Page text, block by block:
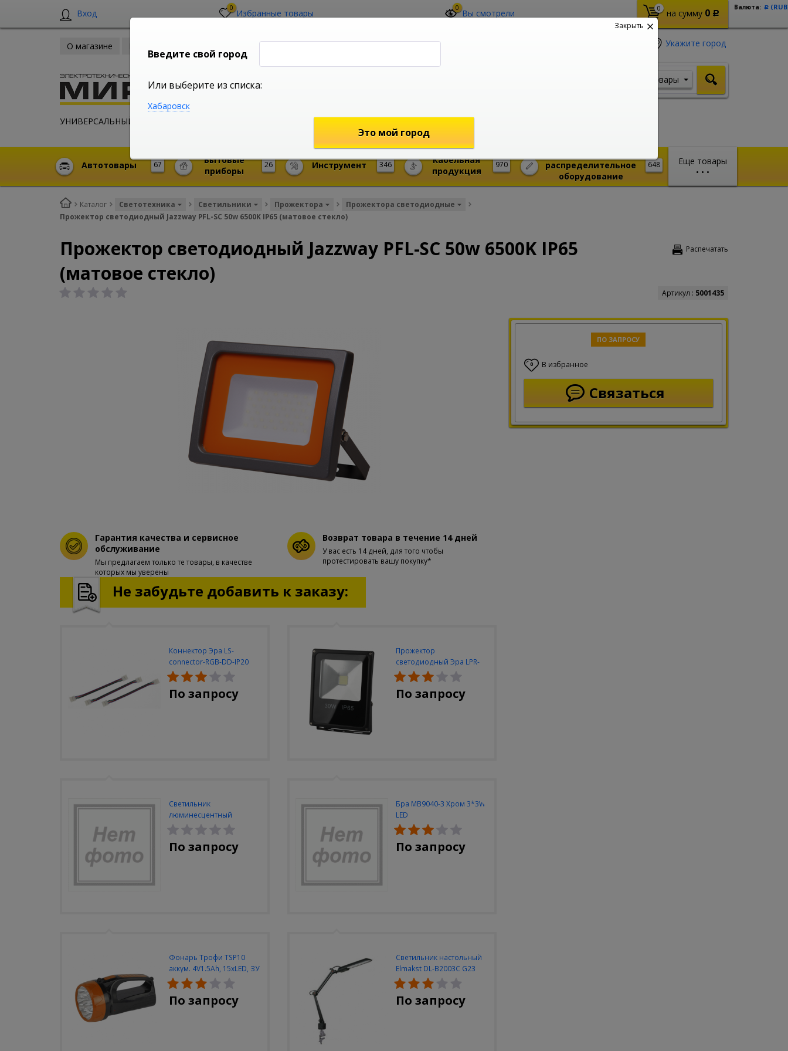
Вход 0 Избранные товары 0 Вы смотрели 0 на сумму 0 Р
Валюта: Р
О магазине
УНИВЕРСАЛЬНЫЙ ИНТЕРНЕТ МАГАЗИН
Укажите город
shop@mireks.ru
Товары
Еще товары
• • •
67
Автотовары 26
Бытовые
приборы
346
Инструмент 970
Кабельная
продукция
648
распределительное
оборудование
Каталог Светотехника Светильники Прожектора
Прожектора светодиодные
Прожектор светодиодный Jazzway PFL-SC 50w 6500K IP65 (матовое стекло)
Распечатать
Прожектор светодиодный Jazzway PFL-SC 50w 6500K IP65
(матовое стекло)
Артикул : 5001435
ПО ЗАПРОСУ
0 В избранное
Связаться
Гарантия качества и сервисное
обслуживание
Мы предлагаем только те товары, в качестве
которых мы уверены
Возврат товара в течение 14 дней
У вас есть 14 дней, для того чтобы
протестировать вашу покупку*
Не забудьте добавить к заказу:
Коннектор Эра LS-
connector-RGB-DD-IP20
(3шт/уп)
По запросу
Прожектор
светодиодный Эра LPR-
30W-6500K-M
По запросу
Светильник
люминесцентный
Navigator NEL-A2-E130-T4-
840/WH
По запросу
Бра MB9040-3 Хром 3*3W
LED
По запросу
Фонарь Трофи TSP10
аккум. 4V1.5Ah, 15xLED, ЗУ
вилка 220V
По запросу
Светильник настольный
Elmakst DL-B2003C G23
черный струбцина
По запросу
Закрыть
Введите свой город
Или выберите из списка:
Хабаровск
Это мой город